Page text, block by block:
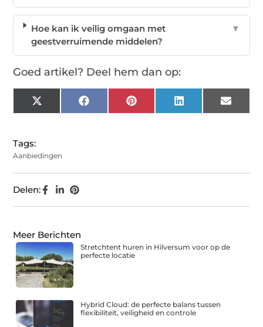
Hoe kan ik veilig omgaan met
geestverruimende middelen?
▼
Goed artikel? Deel hem dan op:
X
(Twitter)
Facebook Pinterest LinkedIn Email
Tags:
Aanbiedingen
Delen:
Meer Berichten
Stretchtent huren in Hilversum voor op de
perfecte locatie
Hybrid Cloud: de perfecte balans tussen
flexibiliteit, veiligheid en controle